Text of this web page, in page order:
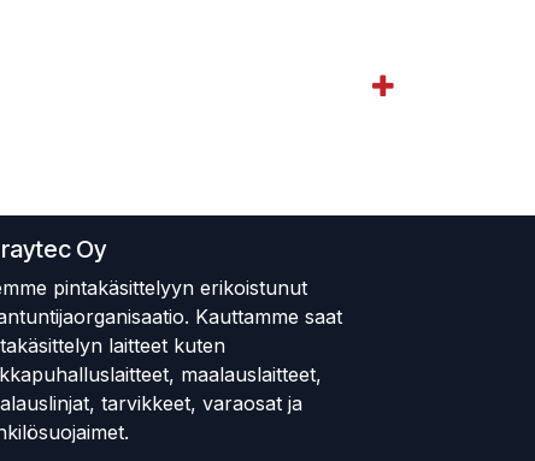
Oy
pintakäsittelyyn erikoistunut
Kauttamme saat
laitteet kuten
maalauslaitteet,
tarvikkeet, varaosat ja